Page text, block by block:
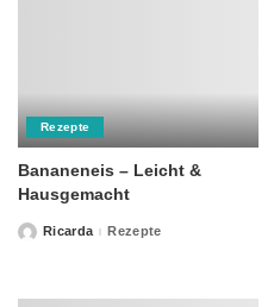
Rezepte
Bananeneis – Leicht &
Hausgemacht
PostedRicarda Rezepte